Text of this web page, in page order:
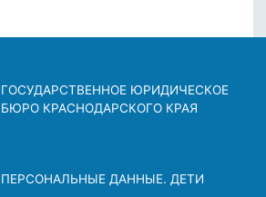
ГОСУДАРСТВЕННОЕ ЮРИДИЧЕСКОЕ
БЮРО КРАСНОДАРСКОГО КРАЯ
ПЕРСОНАЛЬНЫЕ ДАННЫЕ. ДЕТИ